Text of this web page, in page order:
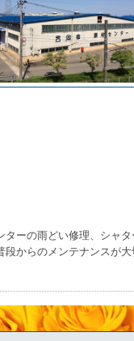
ターの雨どい修理、シャ
からのメンテナンスが